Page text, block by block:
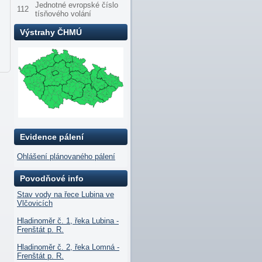
112
Jednotné evropské číslo
tísňového volání
Výstrahy ČHMÚ
Evidence pálení
Ohlášení plánovaného pálení
Povodňové info
Stav vody na řece Lubina ve
Vlčovicích
Hladinoměr č. 1, řeka Lubina -
Frenštát p. R.
Hladinoměr č. 2, řeka Lomná -
Frenštát p. R.